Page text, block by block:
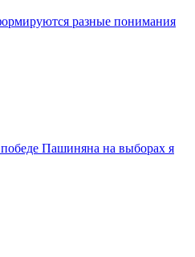
разные понимания
Пашиняна на выборах я